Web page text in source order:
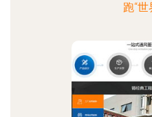
跑“世